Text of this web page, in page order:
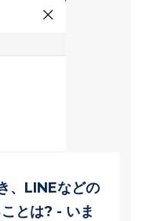
、LINEなどの
とは? - いま